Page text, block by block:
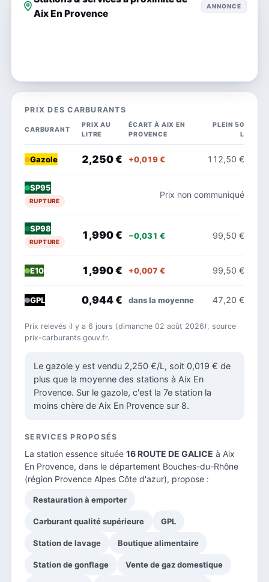
Aix En Provence
ANNONCE
PRIX DES CARBURANTS
CARBURANT
PRIX AU
LITRE
ÉCART À AIX EN
PROVENCE
PLEIN 50
L
Gazole 2,250 € +0,019 € 112,50 €
SP95
RUPTURE
Prix non communiqué
SP98
RUPTURE
1,990 € −0,031 € 99,50 €
E10 1,990 € +0,007 € 99,50 €
GPL 0,944 € dans la moyenne 47,20 €
Prix relevés il y a 6 jours (dimanche 02 août 2026), source
prix-carburants.gouv.fr.
Le gazole y est vendu 2,250 €/L, soit 0,019 € de
plus que la moyenne des stations à Aix En
Provence. Sur le gazole, c'est la 7e station la
moins chère de Aix En Provence sur 8.
SERVICES PROPOSÉS
La station essence située 16 ROUTE DE GALICE à Aix
En Provence, dans le département Bouches-du-Rhône
(région Provence Alpes Côte d'azur), propose :
Restauration à emporter
Carburant qualité supérieure GPL
Station de lavage Boutique alimentaire
Station de gonflage Vente de gaz domestique